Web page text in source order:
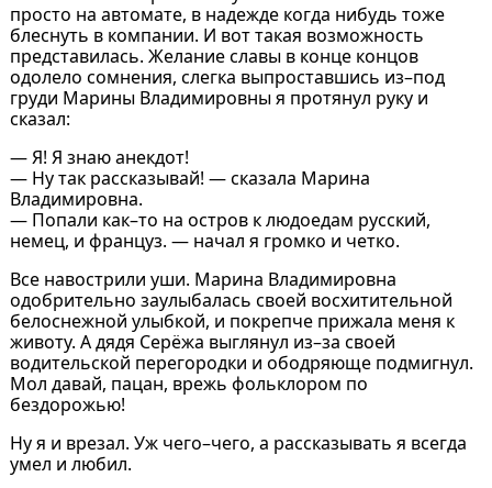
просто на автомате, в надежде когда нибудь тоже
блеснуть в компании. И вот такая возможность
представилась. Желание славы в конце концов
одолело сомнения, слегка выпроставшись из–под
груди Марины Владимировны я протянул руку и
сказал:
— Я! Я знаю анекдот!
— Ну так рассказывай! — сказала Марина
Владимировна.
— Попали как–то на остров к людоедам русский,
немец, и француз. — начал я громко и четко.
Все навострили уши. Марина Владимировна
одобрительно заулыбалась своей восхитительной
белоснежной улыбкой, и покрепче прижала меня к
животу. А дядя Серёжа выглянул из–за своей
водительской перегородки и ободряюще подмигнул.
Мол давай, пацан, врежь фольклором по
бездорожью!
Ну я и врезал. Уж чего–чего, а рассказывать я всегда
умел и любил.